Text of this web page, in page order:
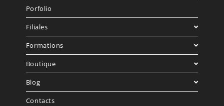
Porfolio
Filiales
Formations
Boutique
Blog
Contacts